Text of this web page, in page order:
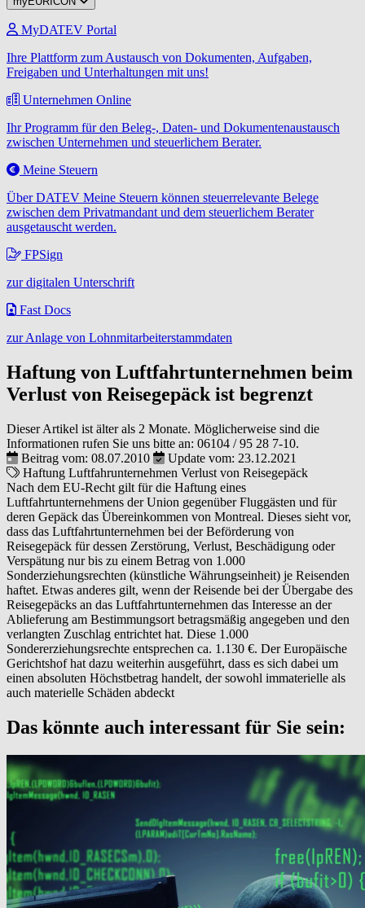
MyDATEV Portal
Ihre Plattform zum Austausch von Dokumenten, Aufgaben,
Freigaben und Unterhaltungen mit uns!
Unternehmen Online
Ihr Programm für den Beleg-, Daten- und Dokumentenaustausch
zwischen Unternehmen und steuerlichem Berater.
Meine Steuern
Über DATEV Meine Steuern können steuerrelevante Belege
zwischen dem Privatmandant und dem steuerlichem Berater
ausgetauscht werden.
FPSign
zur digitalen Unterschrift
Fast Docs
zur Anlage von Lohnmitarbeiterstammdaten
Haftung von Luftfahrtunternehmen beim
Verlust von Reisegepäck ist begrenzt
Dieser Artikel ist älter als 2 Monate. Möglicherweise sind die
Informationen rufen Sie uns bitte an: 06104 / 95 28 7-10.
Beitrag vom: 08.07.2010
Update vom: 23.12.2021
Haftung Luftfahrunternehmen Verlust von Reisegepäck
Nach dem EU-Recht gilt für die Haftung eines
Luftfahrtunternehmens der Union gegenüber Fluggästen und für
deren Gepäck das Übereinkommen von Montreal. Dieses sieht vor,
dass das Luftfahrtunternehmen bei der Beförderung von
Reisegepäck für dessen Zerstörung, Verlust, Beschädigung oder
Verspätung nur bis zu einem Betrag von 1.000
Sonderziehungsrechten (künstliche Währungseinheit) je Reisenden
haftet. Etwas anderes gilt, wenn der Reisende bei der Übergabe des
Reisegepäcks an das Luftfahrtunternehmen das Interesse an der
Ablieferung am Bestimmungsort betragsmäßig angegeben und den
verlangten Zuschlag entrichtet hat. Diese 1.000
Sondererziehungsrechte entsprechen ca. 1.130 €. Der Europäische
Gerichtshof hat dazu weiterhin ausgeführt, dass es sich dabei um
einen absoluten Höchstbetrag handelt, der sowohl immaterielle als
auch materielle Schäden abdeckt
Das könnte auch interessant für Sie sein: